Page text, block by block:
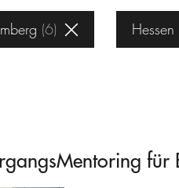
6 Hessen
für